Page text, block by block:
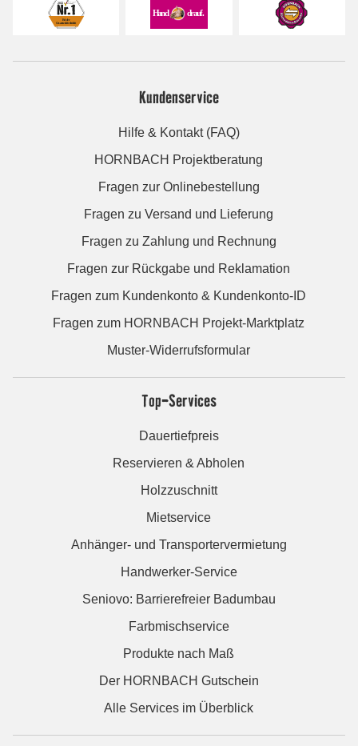
Kundenservice
Hilfe & Kontakt (FAQ)
HORNBACH Projektberatung
Fragen zur Onlinebestellung
Fragen zu Versand und Lieferung
Fragen zu Zahlung und Rechnung
Fragen zur Rückgabe und Reklamation
Fragen zum Kundenkonto & Kundenkonto-ID
Fragen zum HORNBACH Projekt-Marktplatz
Muster-Widerrufsformular
Top-Services
Dauertiefpreis
Reservieren & Abholen
Holzzuschnitt
Mietservice
Anhänger- und Transportervermietung
Handwerker-Service
Seniovo: Barrierefreier Badumbau
Farbmischservice
Produkte nach Maß
Der HORNBACH Gutschein
Alle Services im Überblick